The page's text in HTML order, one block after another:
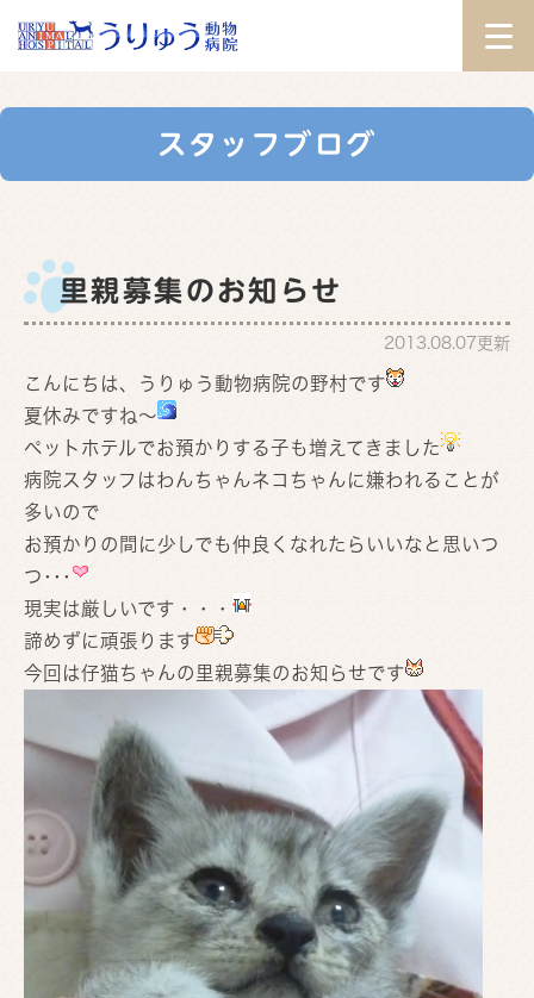
スタッフブログ
里親募集のお知らせ
2013.08.07更新
こんにちは、うりゅう動物病院の野村です
夏休みですね～
ペットホテルでお預かりする子も増えてきました
病院スタッフはわんちゃんネコちゃんに嫌われることが
多いので
お預かりの間に少しでも仲良くなれたらいいなと思いつ
つ･･･
現実は厳しいです・・・
諦めずに頑張ります
今回は仔猫ちゃんの里親募集のお知らせです